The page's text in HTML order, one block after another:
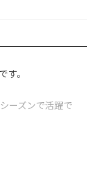
す。
ーズンで活躍で